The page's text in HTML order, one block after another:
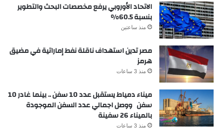
الاتحاد الأوروبي يرفع مخصصات البحث والتطوير
بنسبة 60.5%
منذ ساعتين
مصر تدين استهداف ناقلة نفط إماراتية في مضيق
هرمز
منذ 3 ساعات
ميناء دمياط يستقبل عدد 10 سفن .. بينما غادر 10
سفن ووصل اجمالي عدد السفن الموجودة
بالميناء 26 سفينة
منذ 3 ساعات